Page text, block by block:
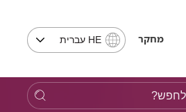
מחקר HE עברית